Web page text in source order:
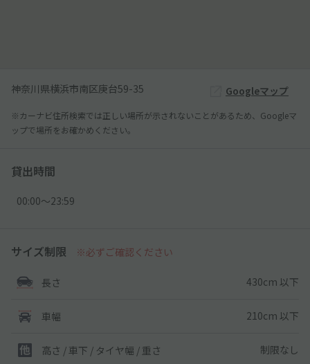
神奈川県横浜市南区庚台59-35 Googleマップ
※カーナビ住所検索では正しい場所が示されないことがあるため、Googleマ
ップで場所をお確かめください。
貸出時間
00:00〜23:59
サイズ制限 ※必ずご確認ください
長さ 430cm 以下
車幅 210cm 以下
高さ / 車下 / タイヤ幅 / 重さ 制限なし